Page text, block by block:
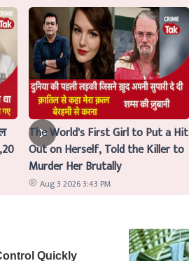
The World's First Girl to Put a Hit
Out on Herself, Told the Killer to
Murder Her Brutally
Aug 3 2026 3:43 PM